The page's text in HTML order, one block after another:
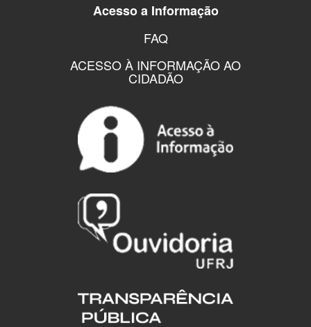
Acesso a Informação
FAQ
ACESSO À INFORMAÇÃO AO
CIDADÃO